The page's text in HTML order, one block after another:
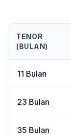
TENOR
(BULAN)
11 Bulan
23 Bulan
35 Bulan